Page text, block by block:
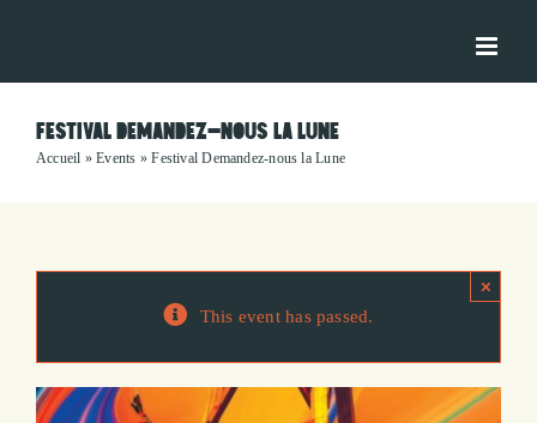
FESTIVAL DEMANDEZ-NOUS LA LUNE
Accueil »Events »Festival Demandez-nous la Lune
This event has passed.
×